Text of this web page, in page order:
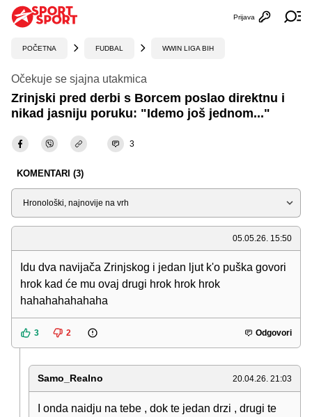
Otvori
Prijava
POČETNA FUDBAL WWIN LIGA BIH
Očekuje se sjajna utakmica
Zrinjski pred derbi s Borcem poslao direktnu i
nikad jasniju poruku: "Idemo još jednom..."
3
KOMENTARI (3)
Sortiraj
05.05.26. 15:50
Idu dva navijača Zrinjskog i jedan ljut k'o puška govori
hrok kad će mu ovaj drugi hrok hrok hrok
hahahahahahaha
3 2 Odgovori
Samo_Realno 20.04.26. 21:03
I onda naidju na tebe , dok te jedan drzi , drugi te